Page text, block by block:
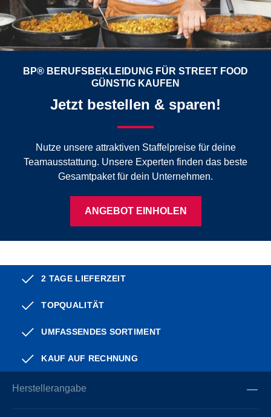
BP® BERUFSBEKLEIDUNG FÜR STREET FOOD
GÜNSTIG KAUFEN
Jetzt bestellen & sparen!
Nutze unsere attraktiven Staffelpreise für deine
Teamausstattung. Unsere Experten finden das beste
Gesamtpaket für dein Unternehmen.
ANGEBOT EINHOLEN
2 TAGE LIEFERZEIT
TOPQUALITÄT
UMFASSENDES SORTIMENT
KAUF AUF RECHNUNG
Herstellerangabe